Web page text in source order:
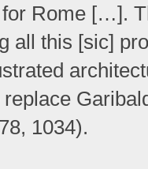
Rome […].
all this [sic]
1034).